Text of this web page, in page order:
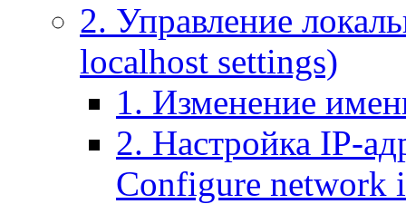
2. Управление
localhost settings)
1. Изменение
2. Настройка IP-
Configure network